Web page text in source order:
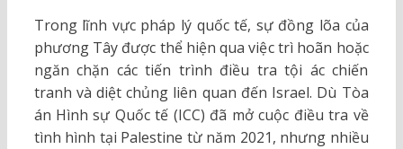
Trong lĩnh vực pháp lý quốc tế, sự đồng lõa của
phương Tây được thể hiện qua việc trì hoãn hoặc
ngăn chặn các tiến trình điều tra tội ác chiến
tranh và diệt chủng liên quan đến Israel. Dù Tòa
án Hình sự Quốc tế (ICC) đã mở cuộc điều tra về
tình hình tại Palestine từ năm 2021, nhưng nhiều